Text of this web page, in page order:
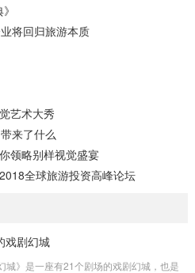
将回归旅游本质
艺术大秀
来了什么
领略别样视觉盛宴
全球旅游投资高峰论坛
戏剧幻城
城》是一座有21个剧场的戏剧幻城，也是